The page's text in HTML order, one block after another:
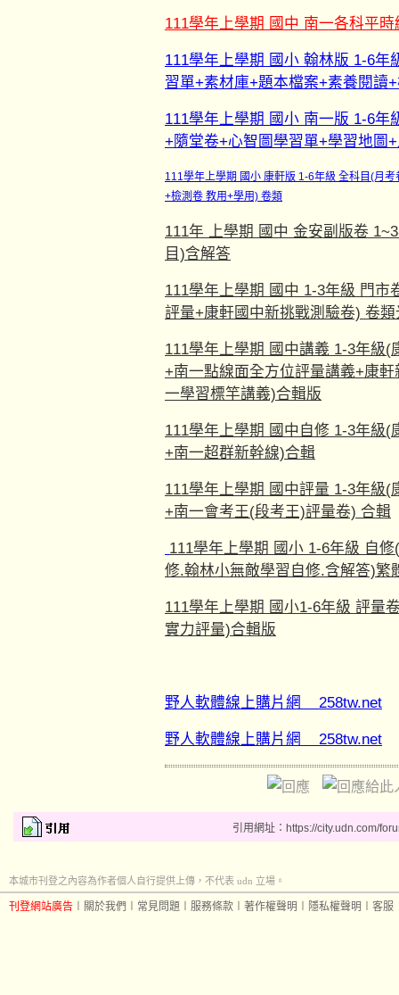
111學年上學期 國中 南一各科平
111學年上學期 國小 翰林版 1-6
習單+素材庫+題本檔案+素養閱讀
111學年上學期 國小 南一版 1-6
+隨堂卷+心智圖學習單+學習地圖
111學年上學期 國小 康軒版 1-6年級 全科目(月
+檢測卷 教用+學用) 卷類
111年 上學期 國中 金安副版卷
目)含解答
111學年上學期 國中 1-3年級 門
評量+康軒國中新挑戰測驗卷) 卷類
111學年上學期 國中講義 1-3年級
+南一點線面全方位評量講義+康
一學習標竿講義)合輯版
111學年上學期 國中自修 1-3年級
+南一超群新幹線)合輯
111學年上學期 國中評量 1-3年級
+南一會考王(段考王)評量卷) 合輯
111學年上學期 國小 1-6年級 自
修.翰林小無敵學習自修.含解答)繁
111學年上學期 國小1-6年級 評量
實力評量)合輯版
野人軟體線上購片網 258tw.net
野人軟體線上購片網 258tw.net
引用網址：https://city.udn.com/
本城市刊登之內容為作者個人自行提供上傳，不代表 udn 立場。
刊登網站廣告 關於我們 常見問題 服務條款 著作權聲明 隱私權聲明 客服